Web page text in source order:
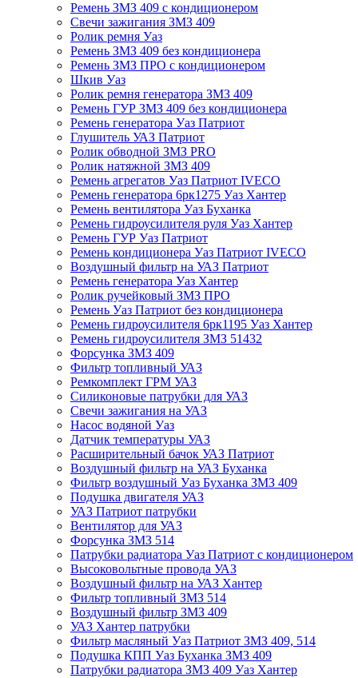
Ремень ЗМЗ 409 с кондиционером
Свечи зажигания ЗМЗ 409
Ролик ремня Уаз
Ремень ЗМЗ 409 без кондиционера
Ремень ЗМЗ ПРО с кондиционером
Шкив Уаз
Ролик ремня генератора ЗМЗ 409
Ремень ГУР ЗМЗ 409 без кондиционера
Ремень генератора Уаз Патриот
Глушитель УАЗ Патриот
Ролик обводной ЗМЗ PRO
Ролик натяжной ЗМЗ 409
Ремень агрегатов Уаз Патриот IVECO
Ремень генератора 6рк1275 Уаз Хантер
Ремень вентилятора Уаз Буханка
Ремень гидроусилителя руля Уаз Хантер
Ремень ГУР Уаз Патриот
Ремень кондиционера Уаз Патриот IVECO
Воздушный фильтр на УАЗ Патриот
Ремень генератора Уаз Хантер
Ролик ручейковый ЗМЗ ПРО
Ремень Уаз Патриот без кондиционера
Ремень гидроусилителя 6рк1195 Уаз Хантер
Ремень гидроусилителя ЗМЗ 51432
Форсунка ЗМЗ 409
Фильтр топливный УАЗ
Ремкомплект ГРМ УАЗ
Силиконовые патрубки для УАЗ
Свечи зажигания на УАЗ
Насос водяной Уаз
Датчик температуры УАЗ
Расширительный бачок УАЗ Патриот
Воздушный фильтр на УАЗ Буханка
Фильтр воздушный Уаз Буханка ЗМЗ 409
Подушка двигателя УАЗ
УАЗ Патриот патрубки
Вентилятор для УАЗ
Форсунка ЗМЗ 514
Патрубки радиатора Уаз Патриот с кондиционером
Высоковольтные провода УАЗ
Воздушный фильтр на УАЗ Хантер
Фильтр топливный ЗМЗ 514
Воздушный фильтр ЗМЗ 409
УАЗ Хантер патрубки
Фильтр масляный Уаз Патриот ЗМЗ 409, 514
Подушка КПП Уаз Буханка ЗМЗ 409
Патрубки радиатора ЗМЗ 409 Уаз Хантер